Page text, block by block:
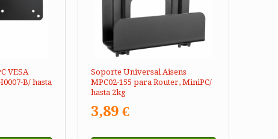
VESA
B/ hasta
Soporte Universal Aisens
MPC02-155 para Router, MiniPC/
hasta 2kg
3,89 €